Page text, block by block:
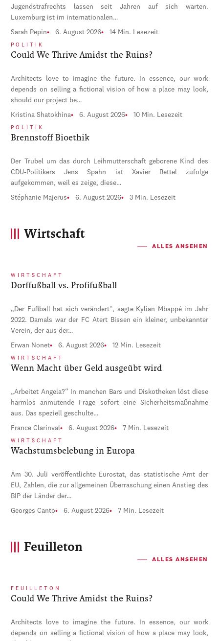
Jugendstrafrechts lassen seit Jahren auf sich warten.
Luxemburg ist im internationalen…
Sarah Pepin 6. August 2026 14 Min. Lesezeit
POLITIK
Could We Thrive Amidst the Ruins?
Architects love to imagine the future. In essence, our work
depends on selling a fictional vision of how a place may look,
should our project be…
Kristina Shatokhina 6. August 2026 10 Min. Lesezeit
POLITIK
Brennstoff Bioethik
Der Trubel um das durch Leihmutterschaft geborene Kind des
CDU-Politikers Jens Spahn ist Xavier Bettel zufolge
aufgekommen, weil es zeige, diese…
Stéphanie Majerus 6. August 2026 3 Min. Lesezeit
Wirtschaft
ALLES ANSEHEN
WIRTSCHAFT
Dorffußball vs. Profifußball
„Der Fußball hat sich verändert“, sagte Kylian Mbappé im Jahr
2022. Damals war der FC Atert Bissen ein kleiner, unbekannter
Verein, der aus der…
Erwan Nonet 6. August 2026 12 Min. Lesezeit
WIRTSCHAFT
Wenn Macht über Geld ausgeübt wird
„Arbeitet Angela?“ In manchen Bars und Diskotheken löst diese
harmlos anmutende Frage sofort eine Sicherheitsmaßnahme
aus. Das speziell geschulte…
France Clarinval 6. August 2026 7 Min. Lesezeit
WIRTSCHAFT
Wachstumsbelebung in Europa
Am 30. Juli veröffentlichte Eurostat, das statistische Amt der
EU, Zahlen, die zur allgemeinen Überraschung einen Anstieg des
BIP der Länder der…
Georges Canto 6. August 2026 7 Min. Lesezeit
Feuilleton
ALLES ANSEHEN
FEUILLETON
Could We Thrive Amidst the Ruins?
Architects love to imagine the future. In essence, our work
depends on selling a fictional vision of how a place may look,